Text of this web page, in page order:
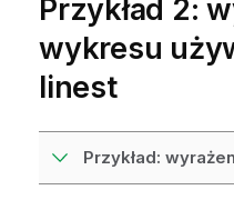
Przykład 2:
wykresu
linest
Przykład: